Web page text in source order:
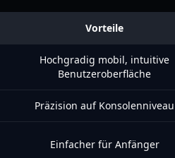
Vorteile
Hochgradig mobil, intuitive
Benutzeroberfläche
Präzision auf Konsolenniveau
Einfacher für Anfänger